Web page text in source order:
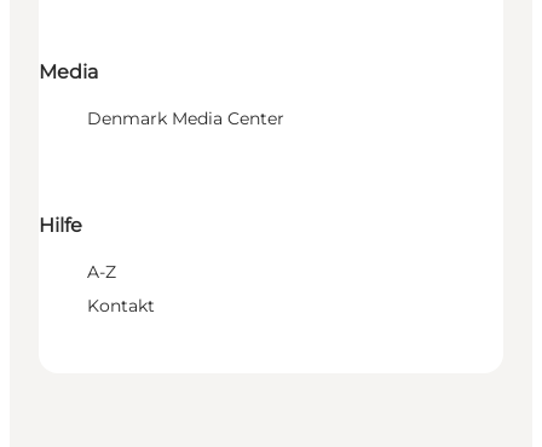
Media
Denmark Media Center
Hilfe
A-Z
Kontakt